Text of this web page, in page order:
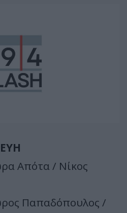
Απότα / Νίκος
Παπαδόπουλος /